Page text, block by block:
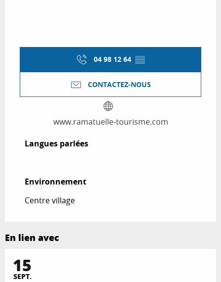
04 98 12 64 ▒▒
CONTACTEZ-NOUS
www.ramatuelle-tourisme.com
Langues parlées
Langues parlées
Environnement
Environnement
Centre village
En lien avec
15
SEPT.